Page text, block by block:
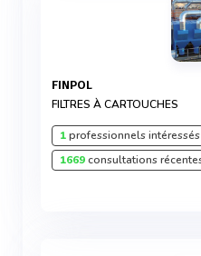
FINPOL
FILTRES À CARTOUCHES
1professionnels intéressés
1669consultations